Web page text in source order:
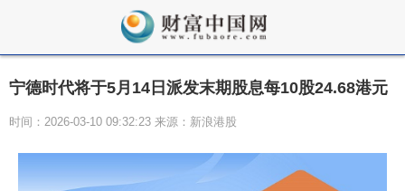
宁德时代将于5月14日派发末期股息每10股24.68港元
时间：2026-03-10 09:32:23 来源：新浪港股